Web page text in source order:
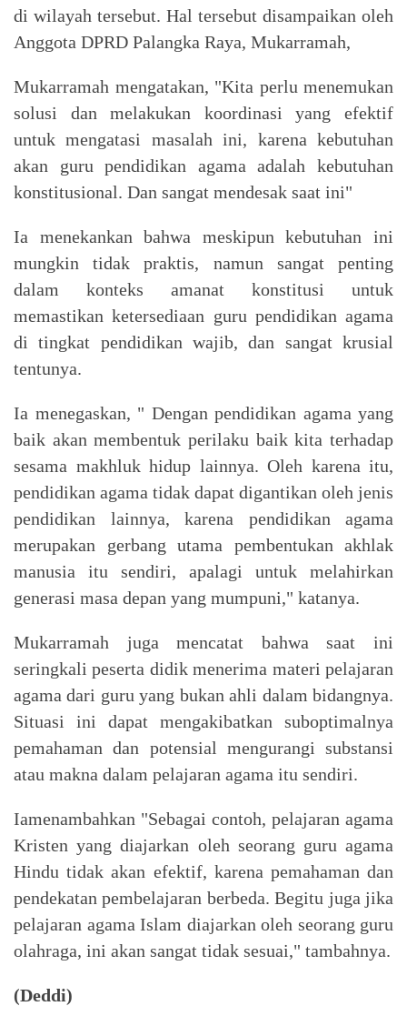
di wilayah tersebut. Hal tersebut disampaikan oleh
Anggota DPRD Palangka Raya, Mukarramah,
Mukarramah mengatakan, "Kita perlu menemukan
solusi dan melakukan koordinasi yang efektif
untuk mengatasi masalah ini, karena kebutuhan
akan guru pendidikan agama adalah kebutuhan
konstitusional. Dan sangat mendesak saat ini"
Ia menekankan bahwa meskipun kebutuhan ini
mungkin tidak praktis, namun sangat penting
dalam konteks amanat konstitusi untuk
memastikan ketersediaan guru pendidikan agama
di tingkat pendidikan wajib, dan sangat krusial
tentunya.
Ia menegaskan, " Dengan pendidikan agama yang
baik akan membentuk perilaku baik kita terhadap
sesama makhluk hidup lainnya. Oleh karena itu,
pendidikan agama tidak dapat digantikan oleh jenis
pendidikan lainnya, karena pendidikan agama
merupakan gerbang utama pembentukan akhlak
manusia itu sendiri, apalagi untuk melahirkan
generasi masa depan yang mumpuni," katanya.
Mukarramah juga mencatat bahwa saat ini
seringkali peserta didik menerima materi pelajaran
agama dari guru yang bukan ahli dalam bidangnya.
Situasi ini dapat mengakibatkan suboptimalnya
pemahaman dan potensial mengurangi substansi
atau makna dalam pelajaran agama itu sendiri.
Iamenambahkan "Sebagai contoh, pelajaran agama
Kristen yang diajarkan oleh seorang guru agama
Hindu tidak akan efektif, karena pemahaman dan
pendekatan pembelajaran berbeda. Begitu juga jika
pelajaran agama Islam diajarkan oleh seorang guru
olahraga, ini akan sangat tidak sesuai," tambahnya.
(Deddi)